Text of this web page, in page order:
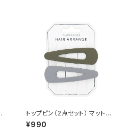
トップピン（2点セット） マットカ
ラー HTP0233-KH（カーキ）
¥990